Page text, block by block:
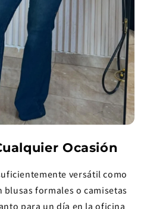
Ocasión
versátil como
formales o camisetas
para un día en la oficina